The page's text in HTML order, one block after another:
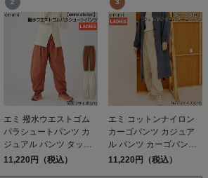
エミ 撥水ウエストゴム
パラシュートパンツ カ
ジュアル パンツ タック
パンツ ハンドウォッシ
11,220円（税込）
エミ コットンナイロン
カーゴパンツ カジュア
ル パンツ カーゴパンツ
ウエストゴムあり ハン
11,220円（税込）